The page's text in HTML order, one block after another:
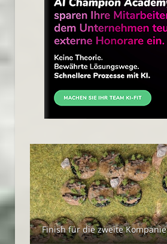
Finish für die zweite Kompanie